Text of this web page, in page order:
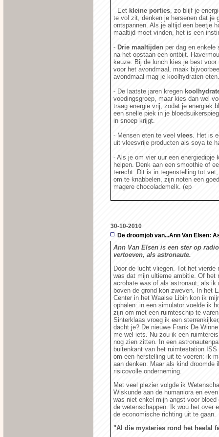
- Eet kleine porties , zo blijf je
te vol zit, denken je hersenen dat je
ontspannen. Als je altijd een beetje
maaltijd moet vinden, het is een
- Drie maaltijden per dag en
na het opstaan een ontbijt.
keuze. Bij de lunch kies je best
voor het avondmaal, maak
avondmaal mag je koolhydraten eten.
- De laatste jaren kregen
voedingsgroep, maar kies dan wel
traag energie vrij, zodat je energiek
een snelle piek in je
in snoep krijgt.
- Mensen eten te veel vlees . Het is
uit vleesvrije producten als soya te
- Als je om vier uur een
helpen. Denk aan een smoothie of
terecht. Dit is in tegenstelling tot
om te knabbelen, zijn noten een
magere chocolademelk. (ep
30-10-2010
De droomjob van...Ann Van Elsen:
Ann Van Elsen is een ster op
vertoeven, als astronaute.
Door de lucht vliegen. Tot het vierde
was dat mijn ultieme ambitie. Of het
acrobate was of als astronaut, als ik
boven de grond kon zweven. In het
Center in het Waalse Libin kon ik
ophalen: in een simulator voelde ik
zijn om met een ruimteschip te
Sinterklaas vroeg ik een
dacht je? De nieuwe Frank De
me wel iets. Nu zou ik een
nog zien zitten. In een
buitenkant van het ruimtestation ISS
om een herstelling uit te voeren: ik
aan denken. Maar als kind droomde
risicovolle onderneming.
Met veel plezier volgde ik
Wiskunde aan de humaniora en
was niet enkel mijn angst voor
de wetenschappen. Ik wou het over
de economische richting uit te gaan.
"Al die mysteries rond het heelal